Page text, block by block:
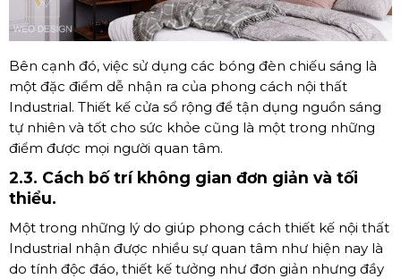
Bên cạnh đó, việc sử dụng các bóng đèn chiếu sáng là
một đặc điểm dễ nhận ra của phong cách nội thất
Industrial. Thiết kế cửa sổ rộng để tận dụng nguồn sáng
tự nhiên và tốt cho sức khỏe cũng là một trong những
điểm được mọi người quan tâm.
2.3. Cách bố trí không gian đơn giản và tối
thiểu.
Một trong những lý do giúp phong cách thiết kế nội thất
Industrial nhận được nhiều sự quan tâm như hiện nay là
do tính độc đáo, thiết kế tưởng như đơn giản nhưng đầy